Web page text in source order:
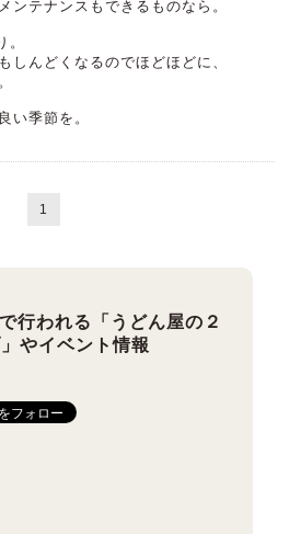
ンテナンスもできるものなら。
しんどくなるのでほどほどに、
い季節を。
1
行われる「うどん屋の２
やイベント情報